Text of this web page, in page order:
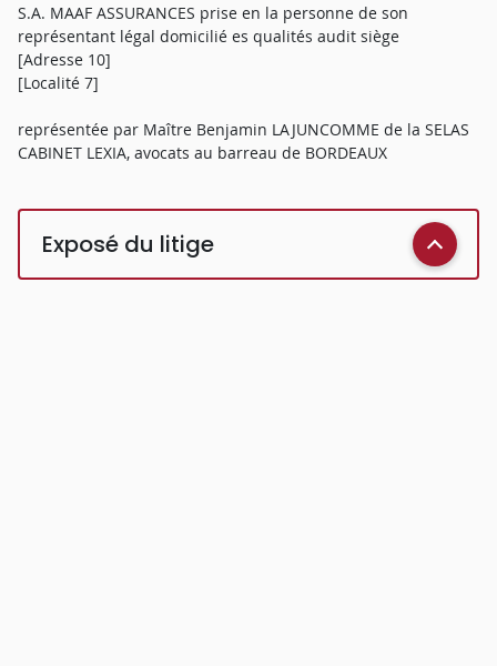
S.A. MAAF ASSURANCES prise en la personne de son
représentant légal domicilié es qualités audit siège
[Adresse 10]
[Localité 7]
représentée par Maître Benjamin LAJUNCOMME de la SELAS
CABINET LEXIA, avocats au barreau de BORDEAUX
Exposé du litige